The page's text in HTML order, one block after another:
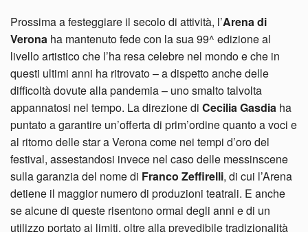
Prossima a festeggiare il secolo di attività, l’Arena di
Verona ha mantenuto fede con la sua 99^ edizione al
livello artistico che l’ha resa celebre nel mondo e che in
questi ultimi anni ha ritrovato – a dispetto anche delle
difficoltà dovute alla pandemia – uno smalto talvolta
appannatosi nel tempo. La direzione di Cecilia Gasdia ha
puntato a garantire un’offerta di prim’ordine quanto a voci e
al ritorno delle star a Verona come nei tempi d’oro del
festival, assestandosi invece nel caso delle messinscene
sulla garanzia del nome di Franco Zeffirelli, di cui l’Arena
detiene il maggior numero di produzioni teatrali. E anche
se alcune di queste risentono ormai degli anni e di un
utilizzo portato ai limiti, oltre alla prevedibile tradizionalità